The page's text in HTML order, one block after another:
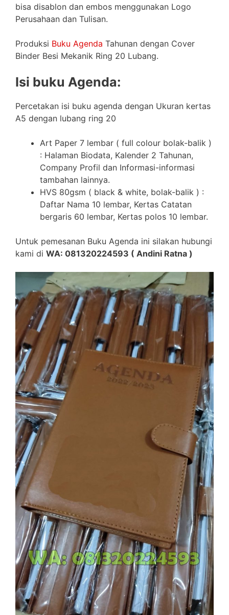
bisa disablon dan embos menggunakan Logo
Perusahaan dan Tulisan.
Produksi Buku Agenda Tahunan dengan Cover
Binder Besi Mekanik Ring 20 Lubang.
Isi buku Agenda:
Percetakan isi buku agenda dengan Ukuran kertas
A5 dengan lubang ring 20
Art Paper 7 lembar ( full colour bolak-balik )
: Halaman Biodata, Kalender 2 Tahunan,
Company Profil dan Informasi-informasi
tambahan lainnya.
HVS 80gsm ( black & white, bolak-balik ) :
Daftar Nama 10 lembar, Kertas Catatan
bergaris 60 lembar, Kertas polos 10 lembar.
Untuk pemesanan Buku Agenda ini silakan hubungi
kami di WA: 081320224593 ( Andini Ratna )